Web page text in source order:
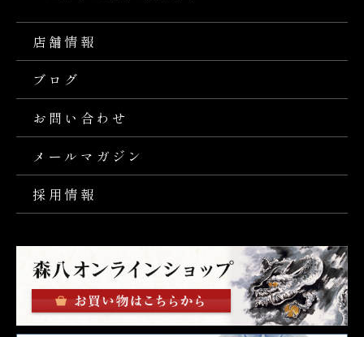
店舗情報
ブログ
お問い合わせ
メールマガジン
採用情報